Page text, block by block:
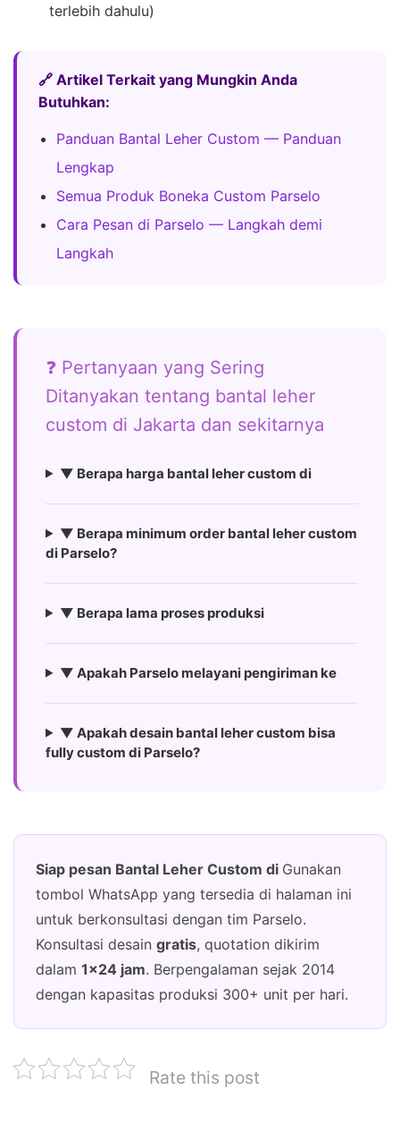
terlebih dahulu)
🔗 Artikel Terkait yang Mungkin Anda
Butuhkan:
Panduan Bantal Leher Custom — Panduan
Lengkap
Semua Produk Boneka Custom Parselo
Cara Pesan di Parselo — Langkah demi
Langkah
❓ Pertanyaan yang Sering
Ditanyakan tentang bantal leher
custom di Jakarta dan sekitarnya
▼ Berapa harga bantal leher custom di
▼ Berapa minimum order bantal leher custom
di Parselo?
▼ Berapa lama proses produksi
▼ Apakah Parselo melayani pengiriman ke
▼ Apakah desain bantal leher custom bisa
fully custom di Parselo?
Siap pesan Bantal Leher Custom di Gunakan
tombol WhatsApp yang tersedia di halaman ini
untuk berkonsultasi dengan tim Parselo.
Konsultasi desain gratis, quotation dikirim
dalam 1×24 jam. Berpengalaman sejak 2014
dengan kapasitas produksi 300+ unit per hari.
Rate this post